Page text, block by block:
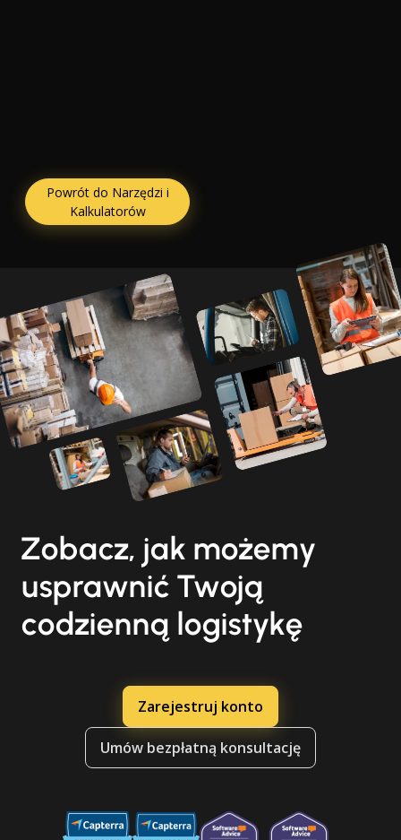
Powrót do Narzędzi i
Kalkulatorów
Zobacz, jak możemy
usprawnić Twoją
codzienną logistykę
Zarejestruj konto
Umów bezpłatną konsultację